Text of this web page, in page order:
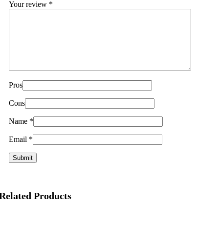
Your review *
Pros
Cons
Name *
Email *
Products